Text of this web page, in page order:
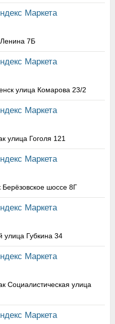
Маркета
7Б
Маркета
улица Комарова 23/2
Маркета
улица Гоголя 121
Маркета
шоссе 8Г
Маркета
улица Губкина 34
Маркета
Социалистическая улица
Маркета